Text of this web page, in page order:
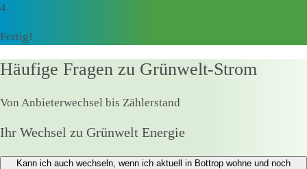
4
Fertig!
Häufige Fragen zu Grünwelt-Strom
Von Anbieterwechsel bis Zählerstand
Ihr Wechsel zu Grünwelt Energie
Kann ich auch wechseln, wenn ich aktuell in Bottrop wohne und noch